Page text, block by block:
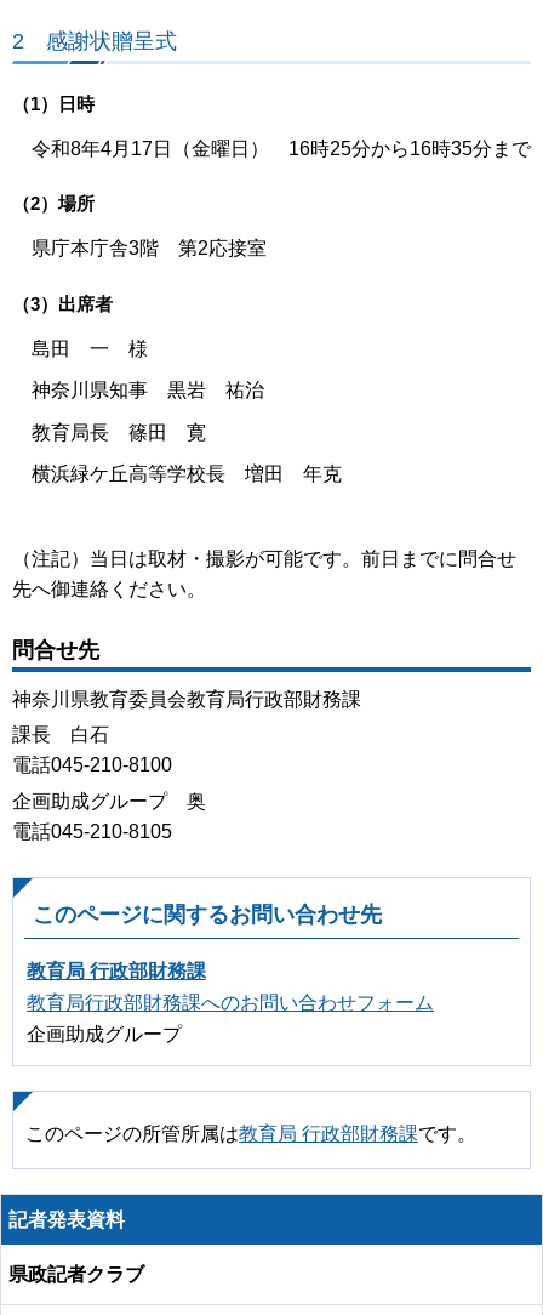
2 感謝状贈呈式
（1）日時
令和8年4月17日（金曜日） 16時25分から16時35分まで
（2）場所
県庁本庁舎3階 第2応接室
（3）出席者
島田 一 様
神奈川県知事 黒岩 祐治
教育局長 篠田 寛
横浜緑ケ丘高等学校長 増田 年克
（注記）当日は取材・撮影が可能です。前日までに問合せ
先へ御連絡ください。
問合せ先
神奈川県教育委員会教育局行政部財務課
課長 白石
電話045-210-8100
企画助成グループ 奥
電話045-210-8105
このページに関するお問い合わせ先
教育局 行政部財務課
教育局行政部財務課へのお問い合わせフォーム
企画助成グループ
このページの所管所属は教育局 行政部財務課です。
記者発表資料
県政記者クラブ